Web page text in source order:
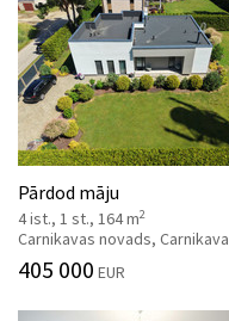
Pārdod māju
4 ist., 1 st., 164 m2
Carnikavas novads, Carnikava
405 000 EUR